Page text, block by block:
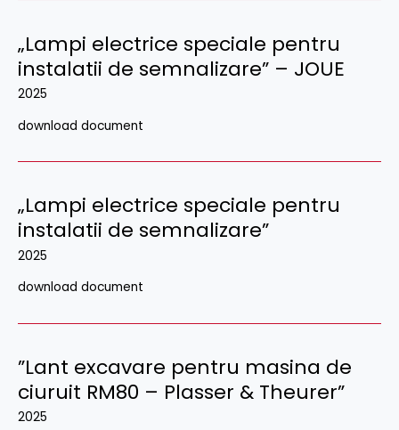
„Lampi electrice speciale pentru
instalatii de semnalizare” – JOUE
2025
download document
„Lampi electrice speciale pentru
instalatii de semnalizare”
2025
download document
”Lant excavare pentru masina de
ciuruit RM80 – Plasser & Theurer”
2025